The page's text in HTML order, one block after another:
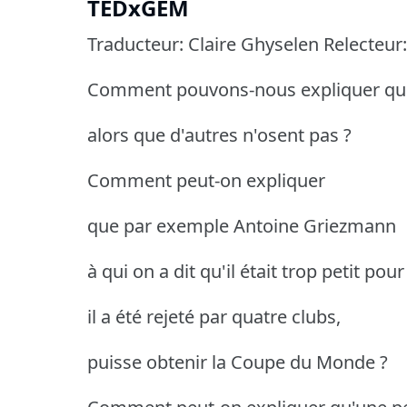
TEDxGEM
Traducteur: Claire Ghyselen
Comment pouvons-nous expliquer
alors que d'autres n'osent pas ?
Comment peut-on expliquer
que par exemple Antoine Griezmann
à qui on a dit qu'il était trop petit
il a été rejeté par quatre clubs,
puisse obtenir la Coupe du Monde ?